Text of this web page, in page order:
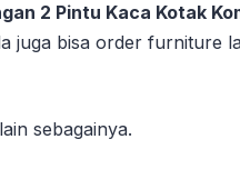
2 Pintu Kaca Kotak
juga bisa order furniture
sebagainya.